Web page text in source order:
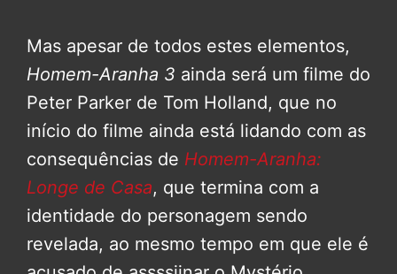
Mas apesar de todos estes elementos,
Homem-Aranha 3 ainda será um filme do
Peter Parker de Tom Holland, que no
início do filme ainda está lidando com as
consequências de Homem-Aranha:
Longe de Casa, que termina com a
identidade do personagem sendo
revelada, ao mesmo tempo em que ele é